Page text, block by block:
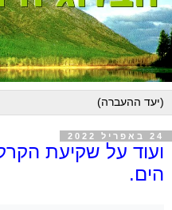
24 באפריל 2022
ועוד על שקיעת
הים.